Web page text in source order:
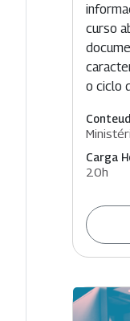
curso
o ciclo
Carga
20h